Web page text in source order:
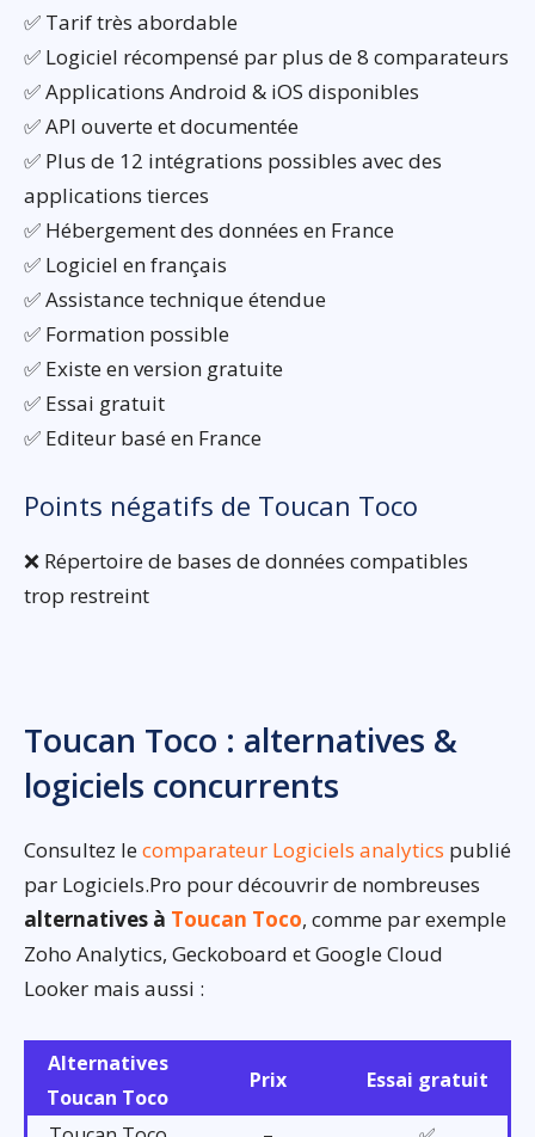
✅ Tarif très abordable
✅ Logiciel récompensé par plus de 8 comparateurs
✅ Applications Android & iOS disponibles
✅ API ouverte et documentée
✅ Plus de 12 intégrations possibles avec des
applications tierces
✅ Hébergement des données en France
✅ Logiciel en français
✅ Assistance technique étendue
✅ Formation possible
✅ Existe en version gratuite
✅ Essai gratuit
✅ Editeur basé en France
Points négatifs de Toucan Toco
❌ Répertoire de bases de données compatibles
trop restreint
Toucan Toco : alternatives &
logiciels concurrents
Consultez lecomparateur Logiciels analytics publié
par Logiciels.Pro pour découvrir de nombreuses
alternatives à Toucan Toco, comme par exemple
Zoho Analytics, Geckoboard et Google Cloud
Looker mais aussi :
Alternatives
Toucan Toco
Prix Essai gratuit